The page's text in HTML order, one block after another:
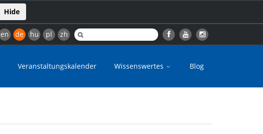
Hide
en de hu pl zh
Veranstaltungskalender Wissenswertes Blog